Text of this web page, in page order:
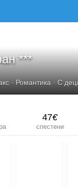
***
· Романтика · С
47€
спестени